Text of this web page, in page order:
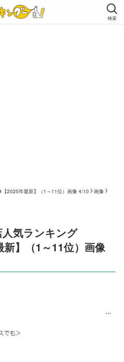
検索
2025年最新】（1～11位）画像 4/10
画像
気ランキング
】（1～11位）画像